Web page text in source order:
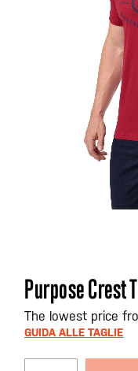
Vai
all'inizio
della
galleria
Purpose Crest
The lowest price
GUIDA ALLE TAGLIE